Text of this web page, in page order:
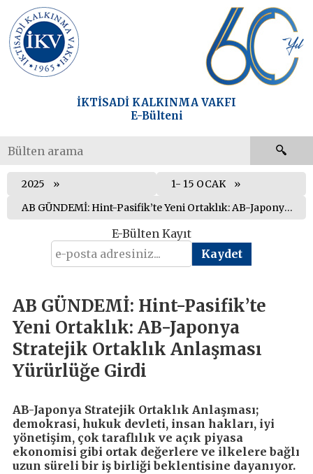
İKTİSADİ KALKINMA VAKFI
E-Bülteni
2025
1- 15 OCAK
AB GÜNDEMİ: Hint-Pasifik’te Yeni Ortaklık: AB-Japonya Stratejik Ortaklık Anlaşması Yürürlüğe Girdi
E-Bülten Kayıt
AB GÜNDEMİ: Hint-Pasifik’te
Yeni Ortaklık: AB-Japonya
Stratejik Ortaklık Anlaşması
Yürürlüğe Girdi
AB-Japonya Stratejik Ortaklık Anlaşması;
demokrasi, hukuk devleti, insan hakları, iyi
yönetişim, çok taraflılık ve açık piyasa
ekonomisi gibi ortak değerlere ve ilkelere bağlı
uzun süreli bir iş birliği beklentisine dayanıyor.